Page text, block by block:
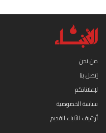
من نحن
إتصل بنا
لإعلاناتكم
سياسة الخصوصية
أرشيف الأنباء القديم